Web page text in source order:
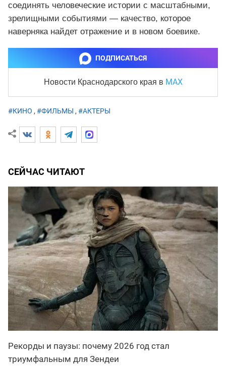
соединять человеческие истории с масштабными,
зрелищными событиями — качество, которое
наверняка найдет отражение и в новом боевике.
ПОДПИСАТЬСЯ
Новости Краснодарского края в MAX
#КИНО , #ФИЛЬМЫ , #АКТЕРЫ
СЕЙЧАС ЧИТАЮТ
Рекорды и паузы: почему 2026 год стал
триумфальным для Зендеи